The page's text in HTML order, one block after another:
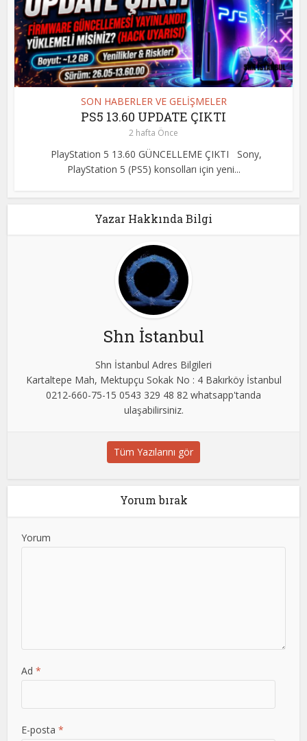
SON HABERLER VE GELİŞMELER
PS5 13.60 UPDATE ÇIKTI
2 hafta Önce
PlayStation 5 13.60 GÜNCELLEME ÇIKTI Sony,
PlayStation 5 (PS5) konsolları için yeni...
Yazar Hakkında Bilgi
Shn İstanbul
Shn İstanbul Adres Bilgileri
Kartaltepe Mah, Mektupçu Sokak No : 4 Bakırköy İstanbul
0212-660-75-15 0543 329 48 82 whatsapp'tanda
ulaşabilirsiniz.
Tüm Yazılarını gör
Yorum bırak
Yorum
Ad*
E-posta*